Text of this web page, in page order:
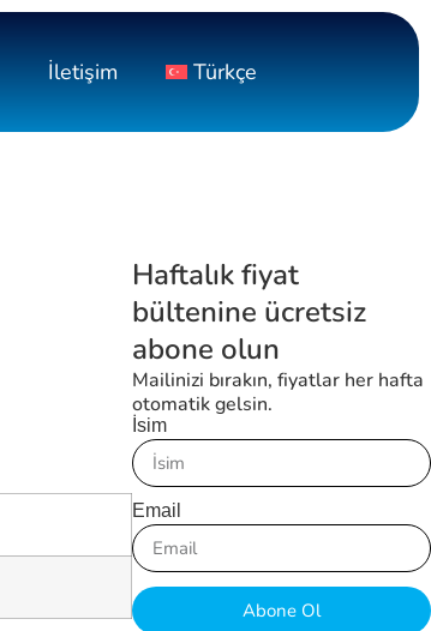
İletişim Türkçe
Haftalık fiyat
bültenine ücretsiz
abone olun
Mailinizi bırakın, fiyatlar her hafta
otomatik gelsin.
İsim
Email
Abone Ol